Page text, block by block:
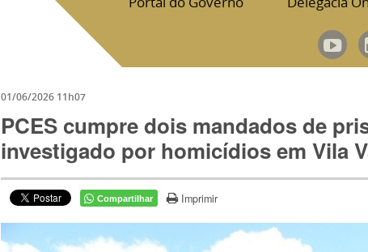
01/06/2026 11h07
PCES cumpre dois mandados de
investigado por homicídios em Vila
Compartilhar Imprimir